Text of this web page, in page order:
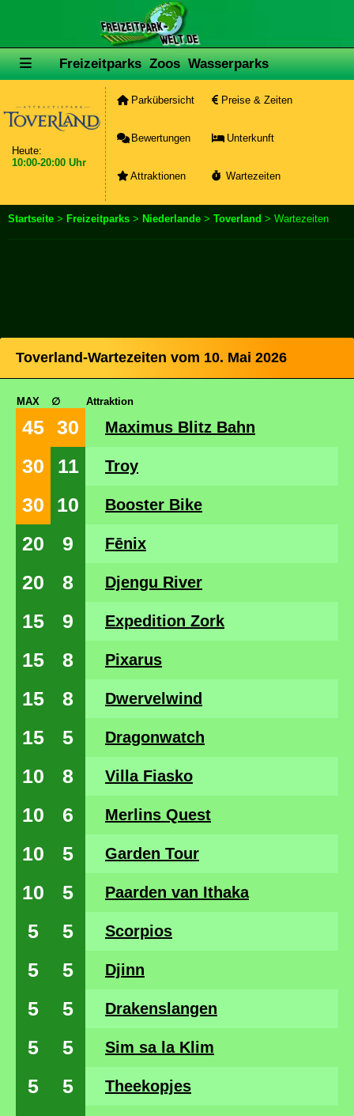
Freizeitparks Zoos Wasserparks
Heute:
10:00-20:00 Uhr
Parkübersicht Preise & Zeiten
Bewertungen Unterkunft
Attraktionen Wartezeiten
Startseite > Freizeitparks > Niederlande > Toverland > Wartezeiten
Toverland-Wartezeiten vom 10. Mai 2026
MAX ∅ Attraktion
45 30 Maximus Blitz Bahn
30 11 Troy
30 10 Booster Bike
20 9 Fēnix
20 8 Djengu River
15 9 Expedition Zork
15 8 Pixarus
15 8 Dwervelwind
15 5 Dragonwatch
10 8 Villa Fiasko
10 6 Merlins Quest
10 5 Garden Tour
10 5 Paarden van Ithaka
5 5 Scorpios
5 5 Djinn
5 5 Drakenslangen
5 5 Sim sa la Klim
5 5 Theekopjes